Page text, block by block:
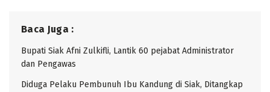
Baca Juga :
Bupati Siak Afni Zulkifli, Lantik 60 pejabat Administrator
dan Pengawas
Diduga Pelaku Pembunuh Ibu Kandung di Siak, Ditangkap